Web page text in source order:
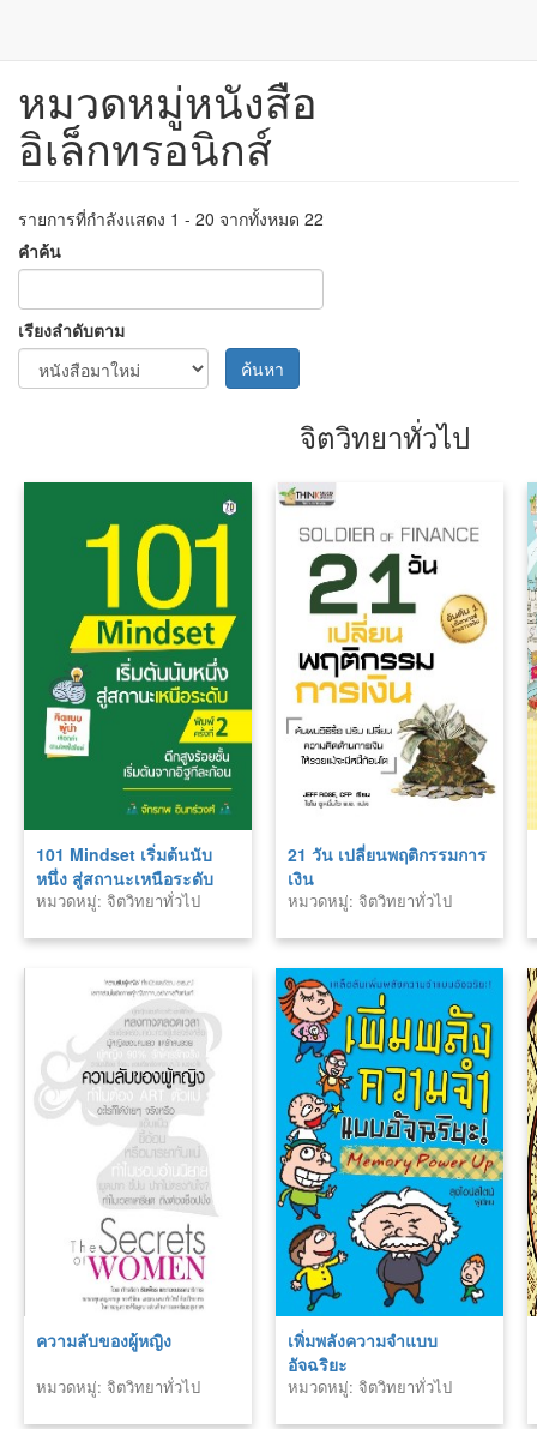
ข้าม
เนื้อหา
หมวดหมู่หนังสือ
อิเล็กทรอนิกส์
รายการที่กำลังแสดง 1 - 20 จากทั้งหมด 22
คำค้น
เรียงลำดับตาม
ค้นหา
จิตวิทยาทั่วไป
101 Mindset เริ่มต้นนับ
หนึ่ง สู่สถานะเหนือระดับ
หมวดหมู่: จิตวิทยาทั่วไป
21 วัน เปลี่ยนพฤติกรรมการ
เงิน
หมวดหมู่: จิตวิทยาทั่วไป
ความลับของผู้หญิง
หมวดหมู่: จิตวิทยาทั่วไป
เพิ่มพลังความจำแบบ
อัจฉริยะ
หมวดหมู่: จิตวิทยาทั่วไป